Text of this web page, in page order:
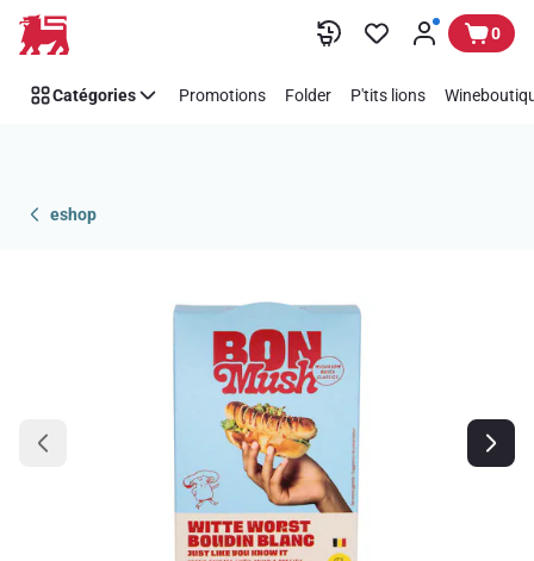
Passer 0
Catégories Promotions Folder P'tits lions
eshop